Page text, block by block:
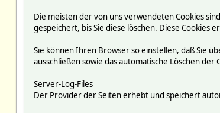
Die meisten der von uns verwendeten Cookies
gespeichert, bis Sie diese löschen. Diese Cookies
Sie können Ihren Browser so einstellen, daß Sie
ausschließen sowie das automatische Löschen
Server-Log-Files
Der Provider der Seiten erhebt und speichert